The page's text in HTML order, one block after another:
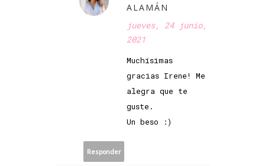
ALAMÁN
jueves, 24 junio,
2021
Muchísimas
gracias Irene! Me
alegra que te
guste.
Un beso :)
Responder